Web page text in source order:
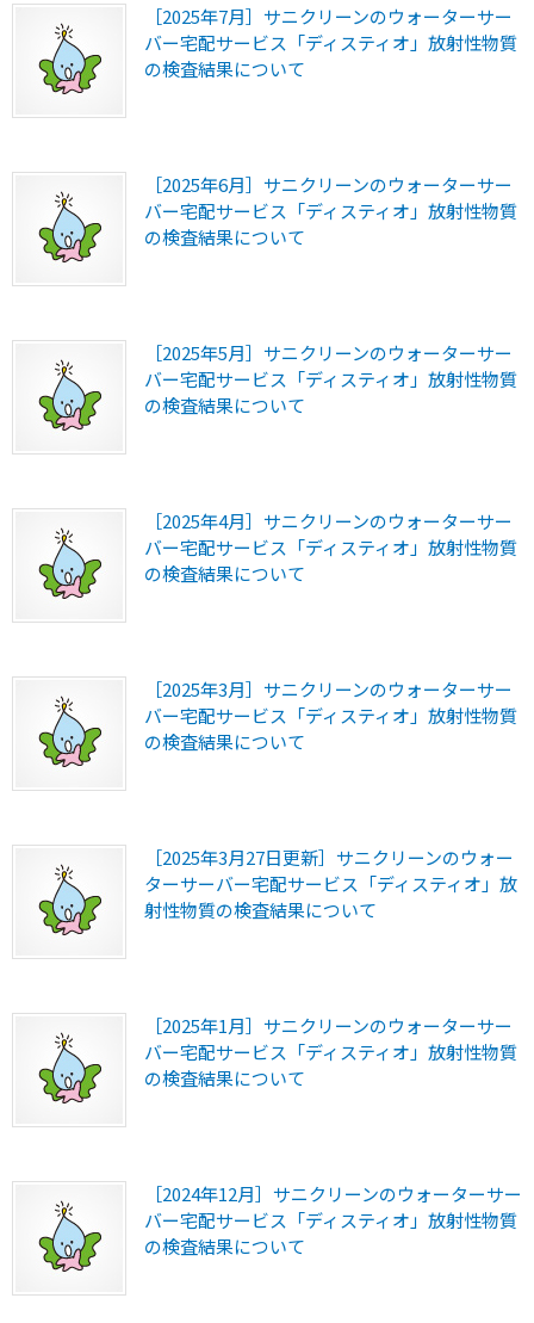
［2025年7月］サニクリーンのウォーターサー
バー宅配サービス「ディスティオ」放射性物質
の検査結果について
［2025年6月］サニクリーンのウォーターサー
バー宅配サービス「ディスティオ」放射性物質
の検査結果について
［2025年5月］サニクリーンのウォーターサー
バー宅配サービス「ディスティオ」放射性物質
の検査結果について
［2025年4月］サニクリーンのウォーターサー
バー宅配サービス「ディスティオ」放射性物質
の検査結果について
［2025年3月］サニクリーンのウォーターサー
バー宅配サービス「ディスティオ」放射性物質
の検査結果について
［2025年3月27日更新］サニクリーンのウォー
ターサーバー宅配サービス「ディスティオ」放
射性物質の検査結果について
［2025年1月］サニクリーンのウォーターサー
バー宅配サービス「ディスティオ」放射性物質
の検査結果について
［2024年12月］サニクリーンのウォーターサー
バー宅配サービス「ディスティオ」放射性物質
の検査結果について